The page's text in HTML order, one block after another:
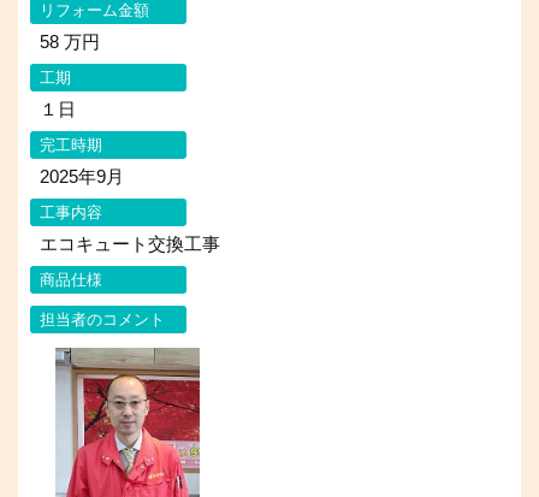
リフォーム金額
58 万円
工期
１日
完工時期
2025年9月
工事内容
エコキュート交換工事
商品仕様
担当者のコメント